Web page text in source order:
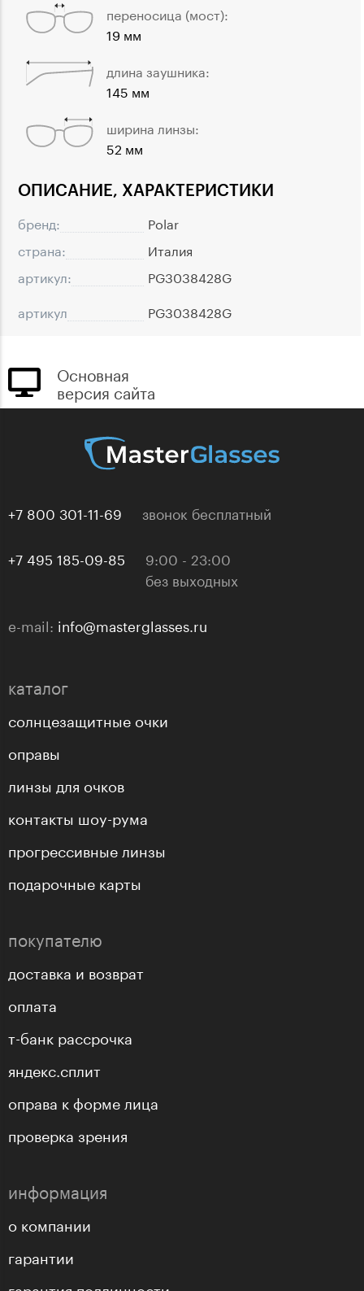
ОПИСАНИЕ, ХАРАКТЕРИСТИКИ
бренд:
Polar
страна:
Италия
артикул:
PG3038428G
артикул
PG3038428G
переносица (мост):
19 мм
длина заушника:
145 мм
ширина линзы:
52 мм
Основная
версия сайта
+7 800 301-11-69 звонок бесплатный
+7 495 185-09-85
9:00 - 23:00
без выходных
e-mail: info@masterglasses.ru
каталог
солнцезащитные очки
оправы
линзы для очков
контакты шоу-рума
прогрессивные линзы
подарочные карты
покупателю
доставка и возврат
оплата
т-банк рассрочка
яндекс.сплит
оправа к форме лица
проверка зрения
информация
о компании
гарантии